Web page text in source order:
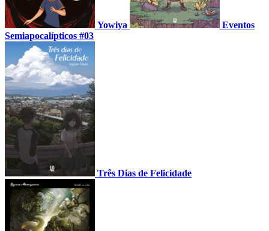
Yowiya
Eventos
Semiapocalípticos #03
Três Dias de Felicidade